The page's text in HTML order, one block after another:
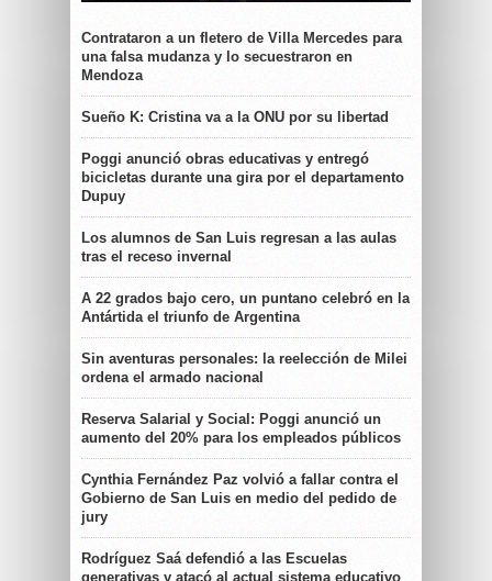
Contrataron a un fletero de Villa Mercedes para
una falsa mudanza y lo secuestraron en
Mendoza
Sueño K: Cristina va a la ONU por su libertad
Poggi anunció obras educativas y entregó
bicicletas durante una gira por el departamento
Dupuy
Los alumnos de San Luis regresan a las aulas
tras el receso invernal
A 22 grados bajo cero, un puntano celebró en la
Antártida el triunfo de Argentina
Sin aventuras personales: la reelección de Milei
ordena el armado nacional
Reserva Salarial y Social: Poggi anunció un
aumento del 20% para los empleados públicos
Cynthia Fernández Paz volvió a fallar contra el
Gobierno de San Luis en medio del pedido de
jury
Rodríguez Saá defendió a las Escuelas
generativas y atacó al actual sistema educativo